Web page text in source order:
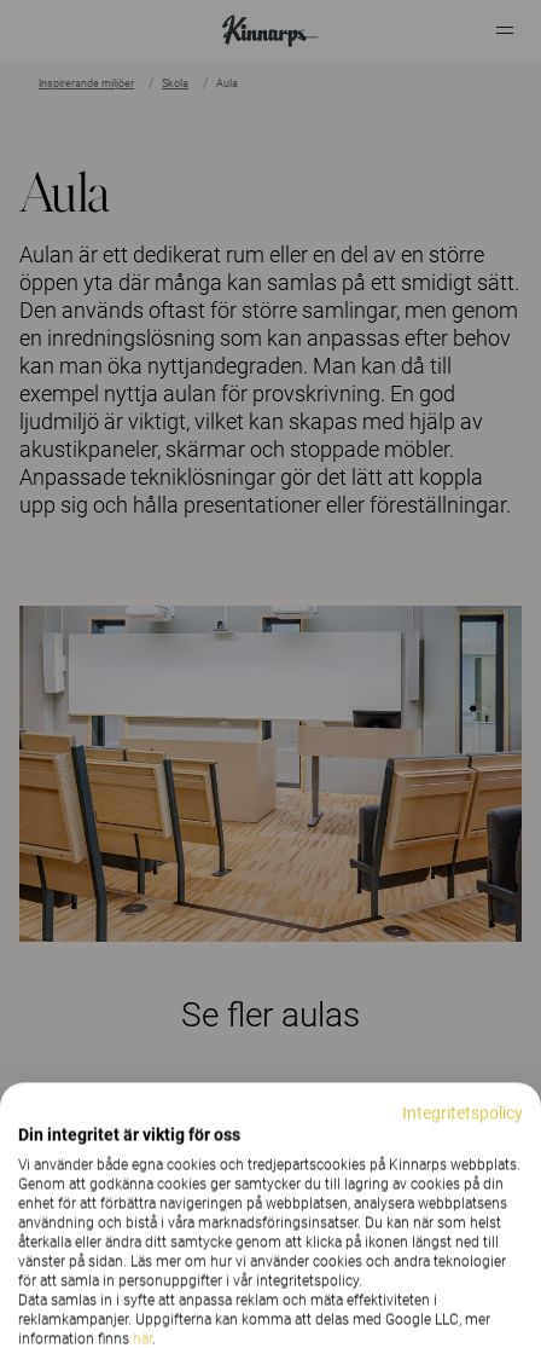
Inspirerande miljöer Skola Aula
Aula
Aulan är ett dedikerat rum eller en del av en större
öppen yta där många kan samlas på ett smidigt sätt.
Den används oftast för större samlingar, men genom
en inredningslösning som kan anpassas efter behov
kan man öka nyttjandegraden. Man kan då till
exempel nyttja aulan för provskrivning. En god
ljudmiljö är viktigt, vilket kan skapas med hjälp av
akustikpaneler, skärmar och stoppade möbler.
Anpassade tekniklösningar gör det lätt att koppla
upp sig och hålla presentationer eller föreställningar.
Se fler aulas
Integritetspolicy
Din integritet är viktig för oss
Vi använder både egna cookies och tredjepartscookies på Kinnarps webbplats.
Genom att godkänna cookies ger samtycker du till lagring av cookies på din
enhet för att förbättra navigeringen på webbplatsen, analysera webbplatsens
användning och bistå i våra marknadsföringsinsatser. Du kan när som helst
återkalla eller ändra ditt samtycke genom att klicka på ikonen längst ned till
vänster på sidan. Läs mer om hur vi använder cookies och andra teknologier
för att samla in personuppgifter i vår integritetspolicy.
Data samlas in i syfte att anpassa reklam och mäta effektiviteten i
reklamkampanjer. Uppgifterna kan komma att delas med Google LLC, mer
information finns här.